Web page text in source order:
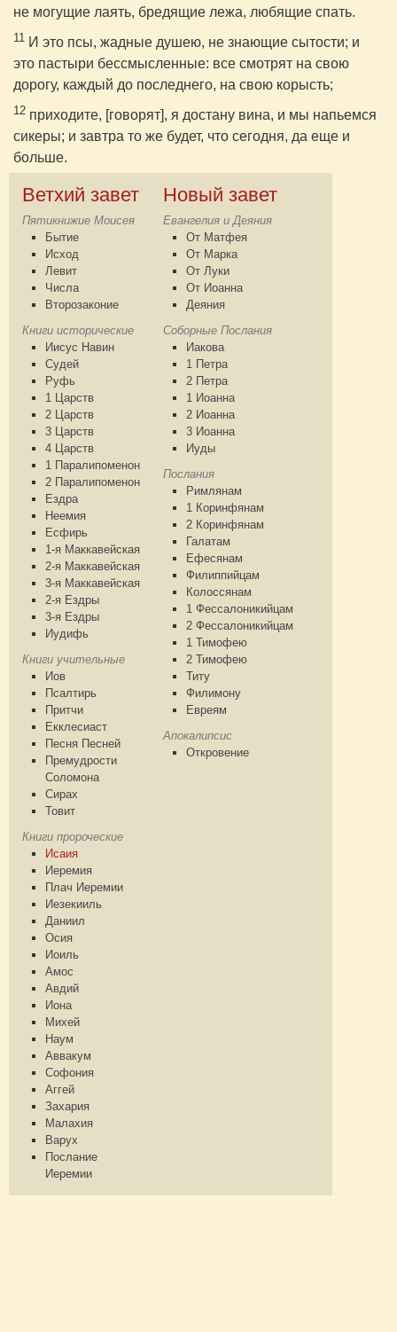
не могущие лаять, бредящие лежа, любящие спать.
11 И это псы, жадные душею, не знающие сытости; и
это пастыри бессмысленные: все смотрят на свою
дорогу, каждый до последнего, на свою корысть;
12 приходите, [говорят], я достану вина, и мы напьемся
сикеры; и завтра то же будет, что сегодня, да еще и
больше.
Ветхий завет
Пятикнижие Моисея
Бытие
Исход
Левит
Числа
Второзаконие
Книги исторические
Иисус Навин
Судей
Руфь
1 Царств
2 Царств
3 Царств
4 Царств
1 Паралипоменон
2 Паралипоменон
Ездра
Неемия
Есфирь
1-я Маккавейская
2-я Маккавейская
3-я Маккавейская
2-я Ездры
3-я Ездры
Иудифь
Книги учительные
Иов
Псалтирь
Притчи
Екклесиаст
Песня Песней
Премудрости
Соломона
Сирах
Товит
Книги пророческие
Исаия
Иеремия
Плач Иеремии
Иезекииль
Даниил
Осия
Иоиль
Амос
Авдий
Иона
Михей
Наум
Аввакум
Софония
Аггей
Захария
Малахия
Варух
Послание
Иеремии
Новый завет
Евангелия и Деяния
От Матфея
От Марка
От Луки
От Иоанна
Деяния
Соборные Послания
Иакова
1 Петра
2 Петра
1 Иоанна
2 Иоанна
3 Иоанна
Иуды
Послания
Римлянам
1 Коринфянам
2 Коринфянам
Галатам
Ефесянам
Филиппийцам
Колоссянам
1 Фессалоникийцам
2 Фессалоникийцам
1 Тимофею
2 Тимофею
Титу
Филимону
Евреям
Апокалипсис
Откровение